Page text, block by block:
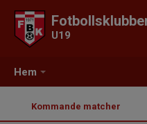
Hem
U19
Kommande matcher